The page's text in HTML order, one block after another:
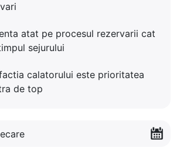
atat pe procesul rezervarii cat
sejurului
calatorului este prioritatea
de top